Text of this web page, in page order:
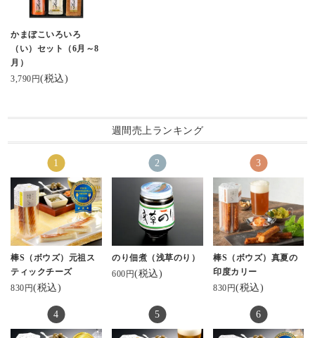
たパッケージの中に個
まぼこ。
かまぼことは思えない
スタイリッシュでかっ
こいいパッケージにき
てるのも嬉しい！
特注でオーダーされた
すり身と厳選した素材
を合わせて仕上げられ
たスティックかまぼこ
は絶品！
優しいかまぼこの風味
とたっぷりサンドされ
た濃厚なチーズがぴっ
たりすぎて♡
お酒のお供にももちろ
おかずとしても◎
なんならお弁当のおか
#河内屋#富山#北陸#か
昨夜放送された日本テ
レビ系『秘密のケンミ
ンSHOW極』にて紹介
されていました。視聴
元祖スティックチーズ #
スティックかまぼこ #KI
GI #パッケージデザイン
#富山名産 #富山のかま
ぼこ #富山ソウルフード
#魚津市 #魚津 #蒲鉾 #か
まぼこ #魚肉練り製品 #
かまぼこのある暮らし
かまぼこいろいろ
（い）セット（6月～8
月）
3,790円(税込)
週間売上ランキング
棒S（ボウズ）元祖ス
ティックチーズ
830円(税込)
のり佃煮（浅草のり）
600円(税込)
棒S（ボウズ）真夏の
印度カリー
830円(税込)